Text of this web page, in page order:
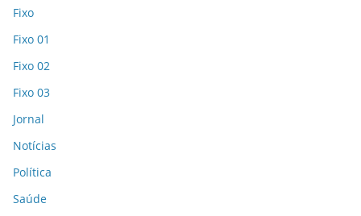
Fixo
Fixo 01
Fixo 02
Fixo 03
Jornal
Notícias
Política
Saúde